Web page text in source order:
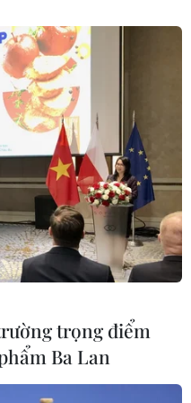
năm
vàng đón
T1
sân
hạn
trọng điểm
Ba Lan